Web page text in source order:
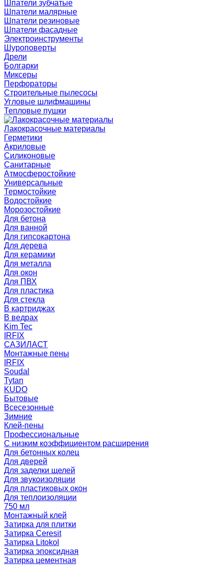
Шпатели зубчатые
Шпатели малярные
Шпатели резиновые
Шпатели фасадные
Электроинструменты
Шуроповерты
Дрели
Болгарки
Миксеры
Перфораторы
Строительные пылесосы
Угловые шлифмашины
Тепловые пушки
Лакокрасочные материалы
Герметики
Акриловые
Силиконовые
Санитарные
Атмосферостойкие
Универсальные
Термостойкие
Водостойкие
Морозостойкие
Для бетона
Для ванной
Для гипсокартона
Для дерева
Для керамики
Для металла
Для окон
Для ПВХ
Для пластика
Для стекла
В картриджах
В ведрах
Kim Tec
IRFIX
САЗИЛАСТ
Монтажные пены
IRFIX
Soudal
Tytan
KUDO
Бытовые
Всесезонные
Зимние
Клей-пены
Профессиональные
С низким коэффициентом расширения
Для бетонных колец
Для дверей
Для заделки щелей
Для звукоизоляции
Для пластиковых окон
Для теплоизоляции
750 мл
Монтажный клей
Затирка для плитки
Затирка Ceresit
Затирка Litokol
Затирка эпоксидная
Затирка цементная